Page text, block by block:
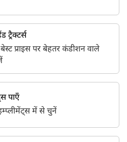
प्राइस पर बेहतर कंडीशन वाले
पाएँ
में से चुनें